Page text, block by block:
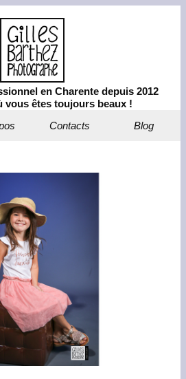
en Charente depuis 2012
vous êtes toujours beaux !
Contacts Blog